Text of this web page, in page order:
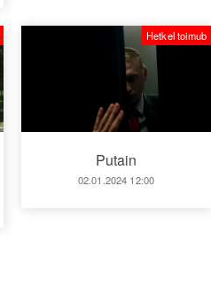
Putain
02.01.2024 12:00
Hetkel toimub